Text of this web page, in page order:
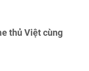
thủ Việt cùng